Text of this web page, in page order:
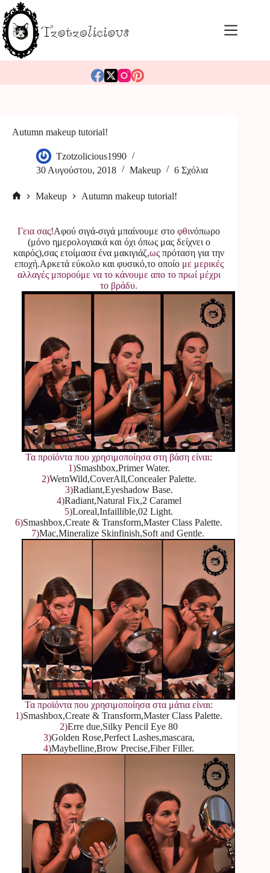
Μετάβαση
στο
περιεχόμενο
Autumn makeup tutorial!
Tzotzolicious1990
30 Αυγούστου, 2018
Makeup 6 Σχόλια
Makeup Autumn makeup tutorial!
Γεια σας!Αφού σιγά-σιγά μπαίνουμε στοφθινόπωρο
(μόνο ημερολογιακά και όχι όπως μας δείχνει ο
καιρός),σας ετοίμασα ένα μακιγιάζ,ωςπρόταση για την
εποχή.Αρκετά εύκολο και φυσικό,το οποίο με μερικές
αλλαγές μπορούμε να το κάνουμε απο το πρωί μέχρι
το βράδυ.
Τα προϊόντα που χρησιμοποίησα στη βάση είναι:
1)Smashbox,Primer Water.
2)WetnWild,CoverAll,Concealer Palette.
3)Radiant,Eyeshadow Base.
4)Radiant,Natural Fix,2 Caramel
5)Loreal,Infaillible,02 Light.
6)Smashbox,Create & Transform,Master Class Palette.
7)Mac,Mineralize Skinfinish,Soft and Gentle.
Τα προϊόντα που χρησιμοποίησα στα μάτια είναι:
1)Smashbox,Create & Transform,Master Class Palette.
2)Erre due,Silky Pencil Eye 80
3)Golden Rose,Perfect Lashes,mascara,
4)Maybelline,Brow Precise,Fiber Filler.